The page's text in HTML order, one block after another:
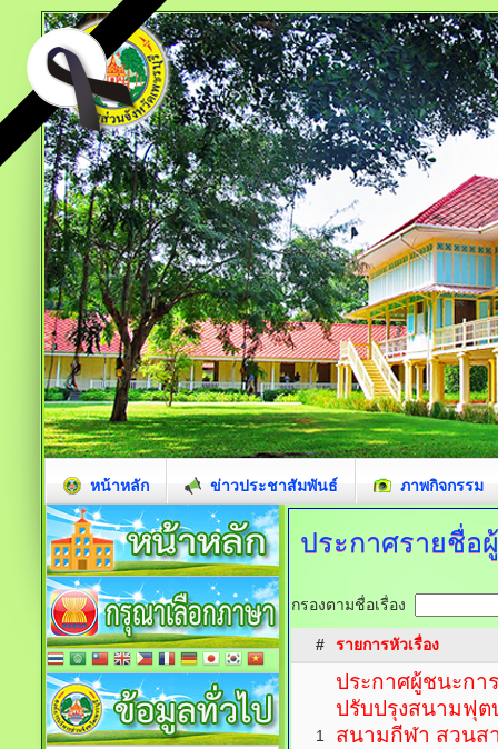
หน้าหลัก ข่าวประชาสัมพันธ์ ภาพกิจกรรม
ประกาศรายชื่อ
กรองตามชื่อเรื่อง
# รายการหัวเรื่อง
1
ประกาศผู้ชนะกา
ปรับปรุงสนามฟุต
สนามกีฬา สวนส